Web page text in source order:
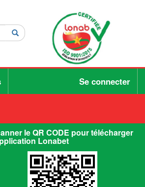
Rechercher
Se connecter
le QR CODE pour télécharger
Lonabet